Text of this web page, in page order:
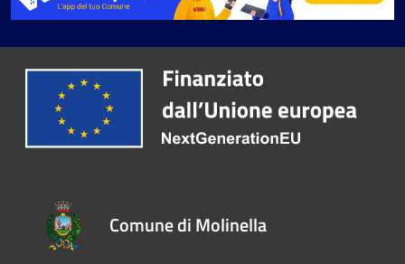
Comune di Molinella